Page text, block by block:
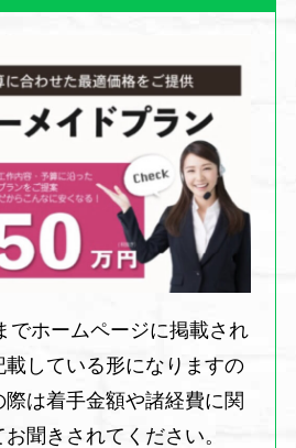
でホームページに掲載され
載している形になりますの
は着手金額や諸経費に関
聞きされてください。